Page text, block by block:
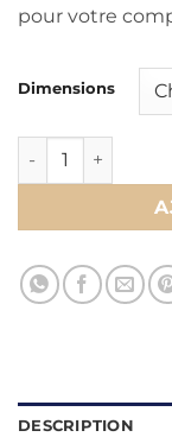
pour votre
Dimensions
quantité de
DESCRIPTION